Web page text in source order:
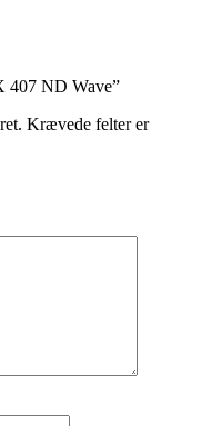
407 ND Wave”
Krævede felter er